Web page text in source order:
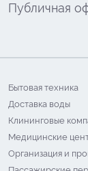
Публичная
Бытовая техника
Доставка воды
Клининговые
Медицинские
Организация и